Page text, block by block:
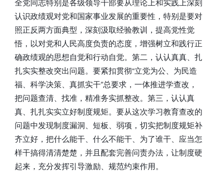
认识政绩观对党和国家事业发展的重要性，特别是要对
照正反两方面典型，深刻汲取经验教训，提高党性觉
悟，以对党和人民高度负责的态度，增强树立和践行正
确政绩观的思想自觉和行动自觉。第二，认认真真、扎
扎实实整改突出问题。要紧扣贯彻“立党为公、为民造
福、科学决策、真抓实干”总要求，一体推进学查改，
把问题查清、找准，精准务实抓整改。第三，认认真
真、扎扎实实立好制度规矩。要从这次学习教育查改的
问题中发现制度漏洞、短板、弱项，切实把制度规矩补
齐立好，把什么能干、什么不能干、为了谁干、应当怎
样干搞得清清楚楚，并且配套完善问责办法，让制度硬
起来，充分发挥引导激励、规范约束作用。